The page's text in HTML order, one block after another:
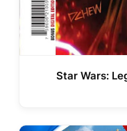
Star Wars: